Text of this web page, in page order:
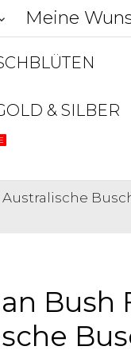
Meine
& SILBER
Bush